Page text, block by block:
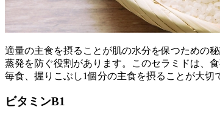
適量の主食を摂ることが肌の水分を保つための
蒸発を防ぐ役割があります。このセラミドは、
毎食、握りこぶし1個分の主食を摂ることが大切
ビタミンB1